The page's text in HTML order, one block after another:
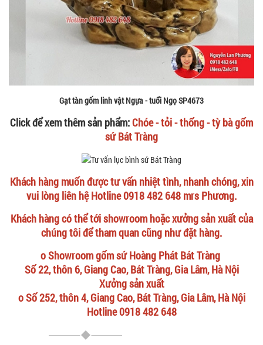
Gạt tàn gốm linh vật Ngựa - tuổi Ngọ SP4673
Click để xem thêm sản phẩm:Chóe - tỏi - thống - tỳ bà gốm
sứ Bát Tràng
Khách hàng muốn được tư vấn nhiệt tình, nhanh chóng, xin
vui lòng liên hệ Hotline 0918 482 648 mrs Phương.
Khách hàng có thể tới showroom hoặc xưởng sản xuất của
chúng tôi để tham quan cũng như đặt hàng.
o Showroom gốm sứ Hoàng Phát Bát Tràng
Số 22, thôn 6, Giang Cao, Bát Tràng, Gia Lâm, Hà Nội
Xưởng sản xuất
o Số 252, thôn 4, Giang Cao, Bát Tràng, Gia Lâm, Hà Nội
Hotline 0918 482 648